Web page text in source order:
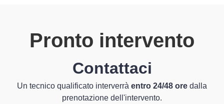
Pronto intervento
Contattaci
Un tecnico qualificato interverrà entro 24/48 ore dalla
prenotazione dell'intervento.